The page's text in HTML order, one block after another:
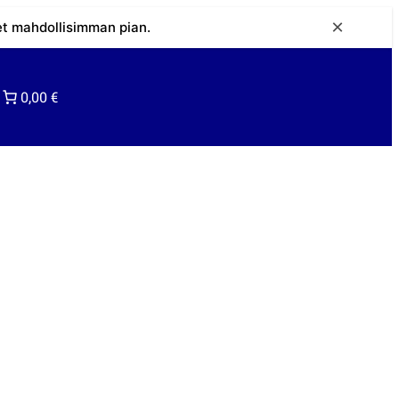
mahdollisimman pian. ×
0,00 €